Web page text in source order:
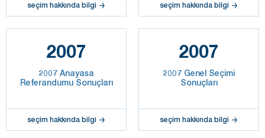
seçim hakkında bilgi seçim hakkında bilgi
2007
2007 Anayasa
Referandumu Sonuçları
seçim hakkında bilgi
2007
2007 Genel Seçimi
Sonuçları
seçim hakkında bilgi